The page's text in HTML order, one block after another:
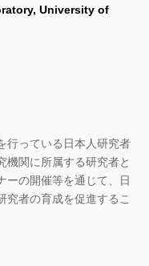
University of
行っている日本人研究者
関に所属する研究者と
の開催等を通じて、日
者の育成を促進するこ